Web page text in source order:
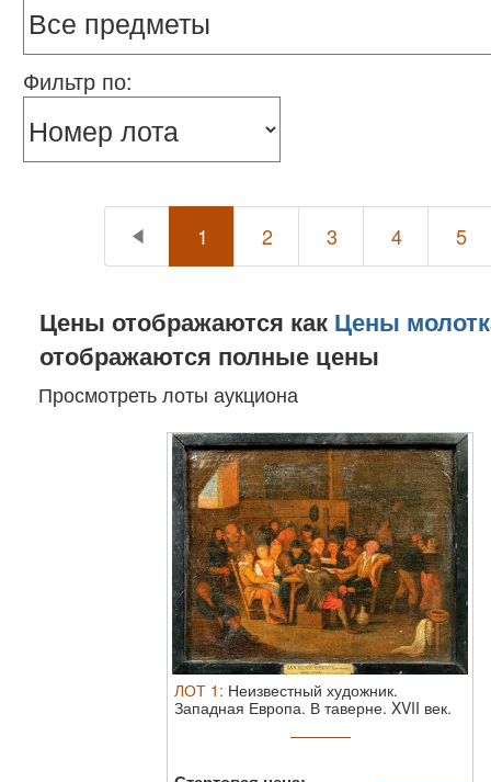
Фильтр по:
1 2 3 4 5
Цены отображаются как Цены
отображаются полные цены
Просмотреть лоты аукциона
ЛОТ 1 : Неизвестный художник.
Западная Европа. В таверне. XVII век.